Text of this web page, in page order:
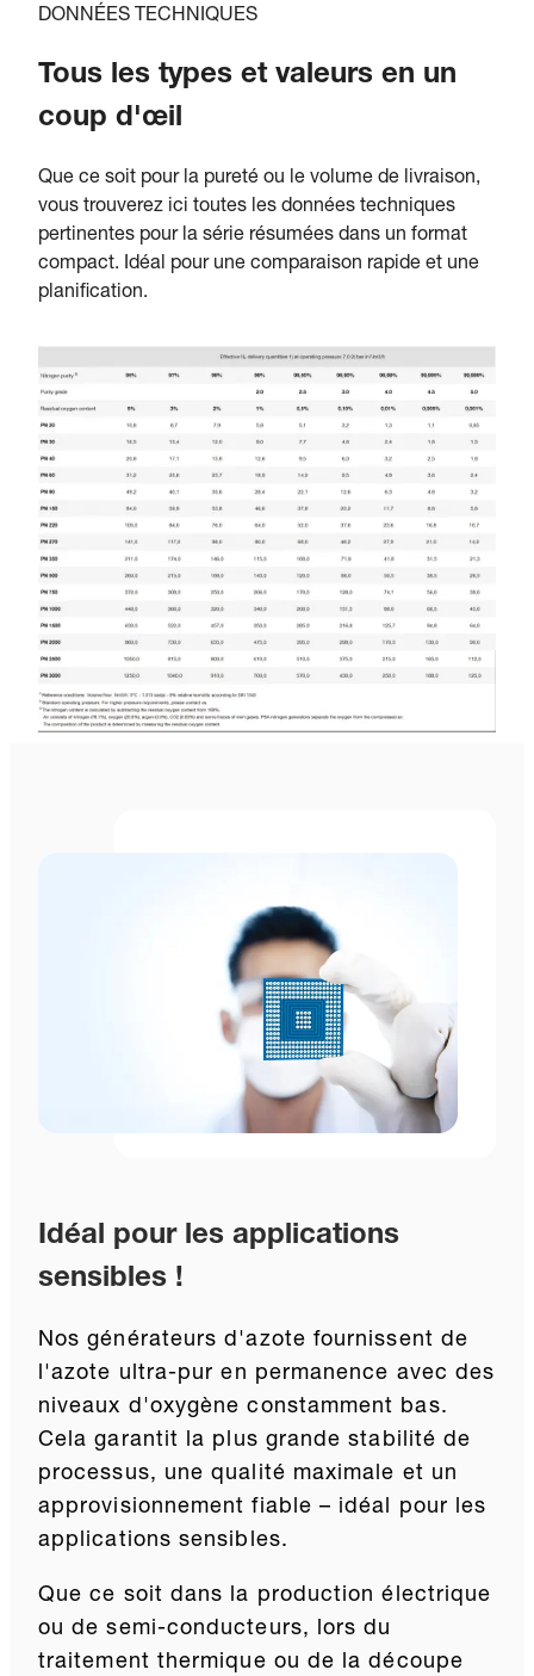
DONNÉES TECHNIQUES
Tous les types et valeurs en un
coup d'œil
Que ce soit pour la pureté ou le volume de livraison,
vous trouverez ici toutes les données techniques
pertinentes pour la série résumées dans un format
compact. Idéal pour une comparaison rapide et une
planification.
Idéal pour les applications
sensibles !
Nos générateurs d'azote fournissent de
l'azote ultra-pur en permanence avec des
niveaux d'oxygène constamment bas.
Cela garantit la plus grande stabilité de
processus, une qualité maximale et un
approvisionnement fiable – idéal pour les
applications sensibles.
Que ce soit dans la production électrique
ou de semi-conducteurs, lors du
traitement thermique ou de la découpe